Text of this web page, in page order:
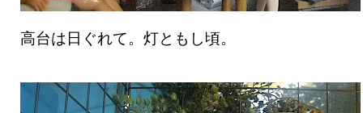
高台は日ぐれて。灯ともし頃。